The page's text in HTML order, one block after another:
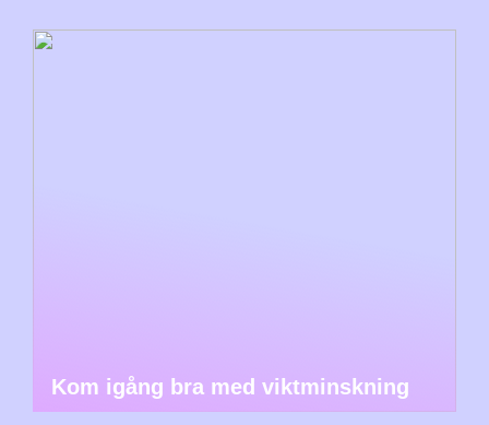
Kom igång bra med viktminskning